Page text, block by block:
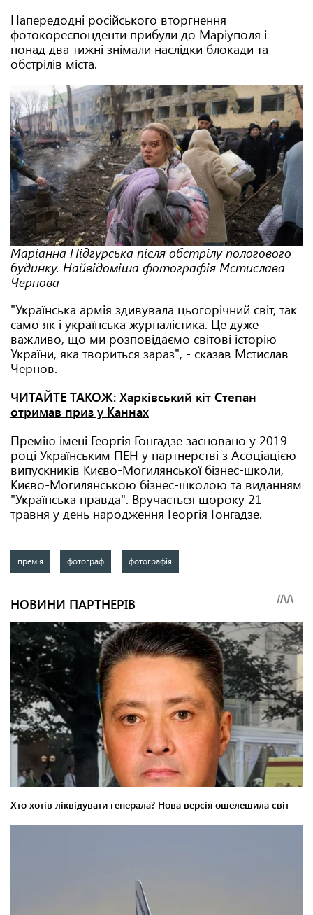
Напередодні російського вторгнення
фотокореспонденти прибули до Маріуполя і
понад два тижні знімали наслідки блокади та
обстрілів міста.
Маріанна Підгурська після обстрілу пологового
будинку. Найвідоміша фотографія Мстислава
Чернова
"Українська армія здивувала цьогорічний світ, так
само як і українська журналістика. Це дуже
важливо, що ми розповідаємо світові історію
України, яка твориться зараз", - сказав Мстислав
Чернов.
ЧИТАЙТЕ ТАКОЖ: Харківський кіт Степан
отримав приз у Каннах
Премію імені Георгія Гонгадзе засновано у 2019
році Українським ПЕН у партнерстві з Асоціацією
випускників Києво-Могилянської бізнес-школи,
Києво-Могилянською бізнес-школою та виданням
"Українська правда". Вручається щороку 21
травня у день народження Георгія Гонгадзе.
премія фотограф фотографія